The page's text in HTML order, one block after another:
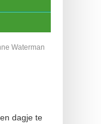
Waterman
dagje te